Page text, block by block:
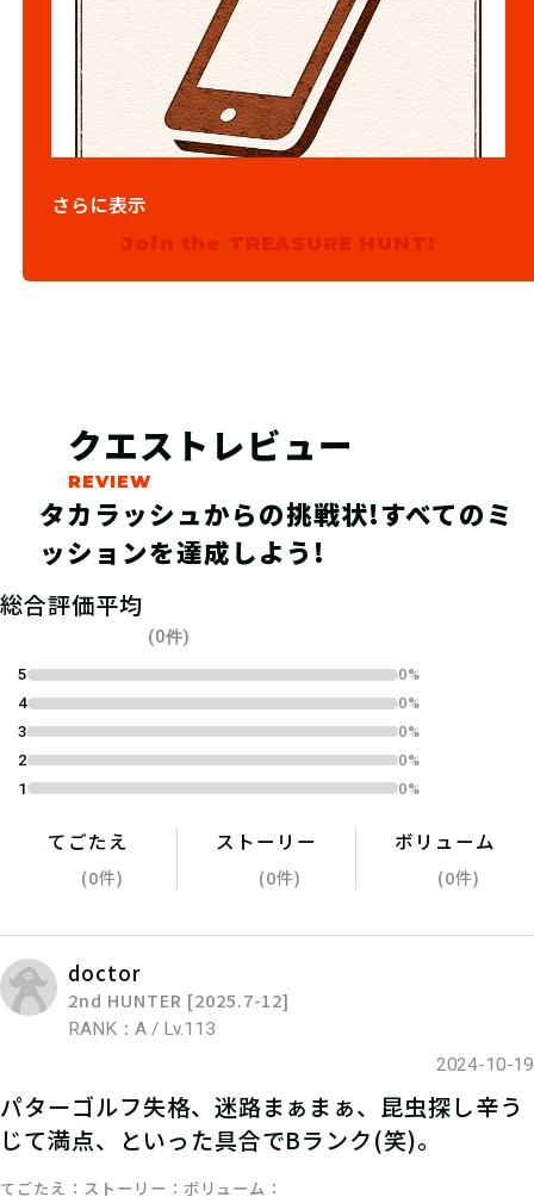
03ステップ3
施設に電話して予約をしよう！
ステップ4
指定の受付場所で、スタッフにクエス
トチケットを見せよう！
05ステップ5
スタッフの指示に従って、クエストミ
さらに表示
Join the TREASURE HUNT!
クエストレビュー
タカラッシュからの挑戦状!すべてのミ
ッションを達成しよう!
総合評価平均
(0件)
5
0%
4
0%
3
0%
2
0%
1
0%
てごたえ
(0件)
ストーリー
(0件)
ボリューム
(0件)
doctor
2nd HUNTER [2025.7-12]
RANK：A / Lv.113
2024-10-19
パターゴルフ失格、迷路まぁまぁ、昆虫探し辛う
じて満点、といった具合でBランク(笑)。
てごたえ ストーリー ボリューム